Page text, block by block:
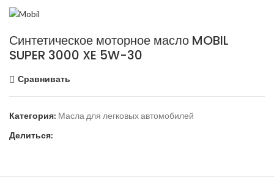
Синтетическое моторное масло MOBIL
SUPER 3000 XE 5W-30
Сравнивать
Категория: Масла для легковых автомобилей
Делиться: